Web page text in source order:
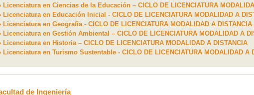
Licenciatura en Ciencias de la Educación – CICLO DE LICENCIATURA
Licenciatura en Educación Inicial - CICLO DE LICENCIATURA MODALIDAD A
Licenciatura en Geografía - CICLO DE LICENCIATURA MODALIDAD A DISTANCIA
Licenciatura en Gestión Ambiental – CICLO DE LICENCIATURA MODALIDAD A
Licenciatura en Historia – CICLO DE LICENCIATURA MODALIDAD A DISTANCIA
Licenciatura en Turismo Sustentable - CICLO DE LICENCIATURA MODALIDAD A
de Ingeniería